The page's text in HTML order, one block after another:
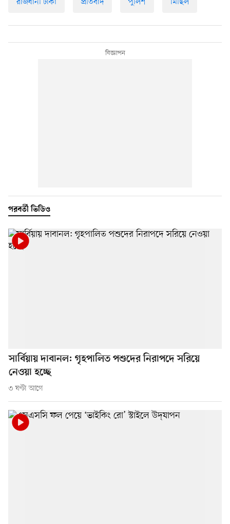
পরবর্তী ভিডিও
সার্বিয়ায় দাবানল: গৃহপালিত পশুদের নিরাপদে সরিয়ে
নেওয়া হচ্ছে
৩ ঘণ্টা আগে